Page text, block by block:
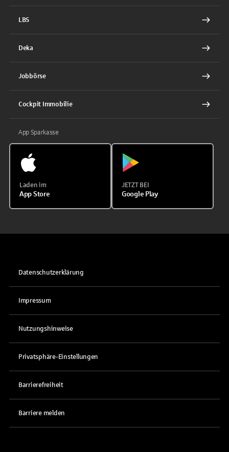
LBS
Deka
Jobbörse
Cockpit Immobilie
App Sparkasse
Laden im
App Store
JETZT BEI
Google Play
Datenschutzerklärung
Impressum
Nutzungshinweise
Privatsphäre-Einstellungen
Barrierefreiheit
Barriere melden